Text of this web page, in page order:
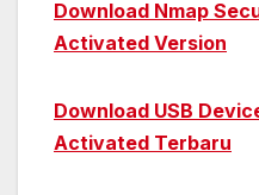
Download Nmap
Activated Version
Download USB
Activated Terbaru